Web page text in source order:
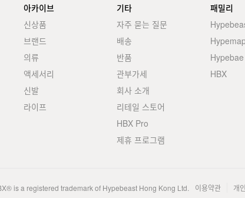
아카이브
신상품
브랜드
의류
액세서리
신발
라이프
기타
자주 묻는 질문
배송
반품
관부가세
회사 소개
리테일 스토어
HBX Pro
제휴 프로그램
패밀리
Hypebae
HBX
is a registered trademark of Hypebeast Hong Kong Ltd. 이용약관 개